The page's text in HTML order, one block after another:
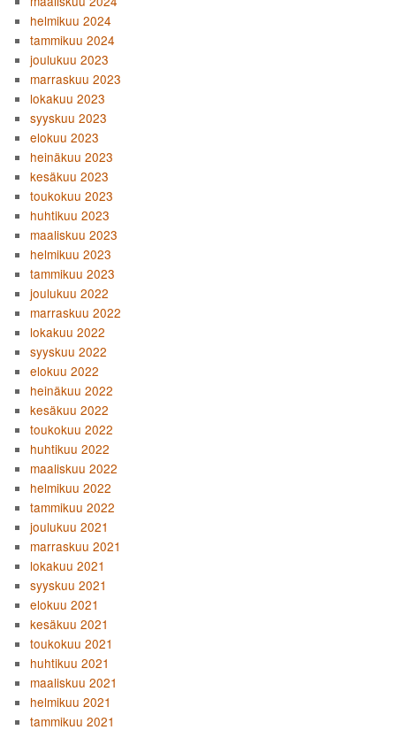
helmikuu 2024
tammikuu 2024
joulukuu 2023
marraskuu 2023
lokakuu 2023
syyskuu 2023
elokuu 2023
heinäkuu 2023
kesäkuu 2023
toukokuu 2023
huhtikuu 2023
maaliskuu 2023
helmikuu 2023
tammikuu 2023
joulukuu 2022
marraskuu 2022
lokakuu 2022
syyskuu 2022
elokuu 2022
heinäkuu 2022
kesäkuu 2022
toukokuu 2022
huhtikuu 2022
maaliskuu 2022
helmikuu 2022
tammikuu 2022
joulukuu 2021
marraskuu 2021
lokakuu 2021
syyskuu 2021
elokuu 2021
kesäkuu 2021
toukokuu 2021
huhtikuu 2021
maaliskuu 2021
helmikuu 2021
tammikuu 2021